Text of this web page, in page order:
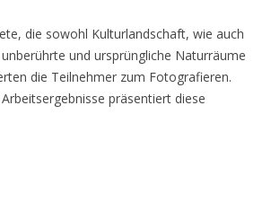
die sowohl Kulturlandschaft, wie auch
und ursprüngliche Naturräume
die Teilnehmer zum Fotografieren.
präsentiert diese